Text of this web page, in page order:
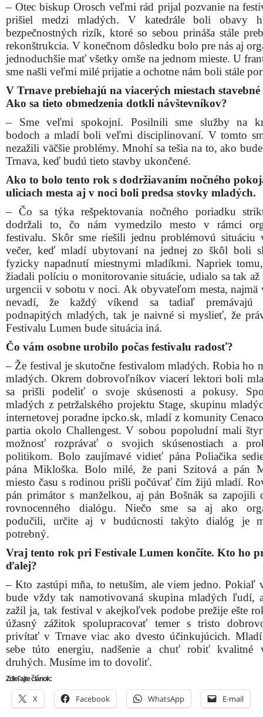
– Otec biskup Orosch veľmi rád prijal pozvanie na
prišiel medzi mladých. V katedrále boli obavy
bezpečnostných rizík, ktoré so sebou prináša stále
rekonštrukcia. V konečnom dôsledku bolo pre nás aj
jednoduchšie mať všetky omše na jednom mieste. U
sme našli veľmi milé prijatie a ochotne nám boli stále
V Trnave prebiehajú na viacerých miestach stavebné
Ako sa tieto obmedzenia dotkli návštevníkov?
– Sme veľmi spokojní. Posilnili sme služby na
bodoch a mladí boli veľmi disciplinovaní. V tomto
nezažili väčšie problémy. Mnohí sa tešia na to, ako
Trnava, keď budú tieto stavby ukončené.
Ako to bolo tento rok s dodržiavaním nočného
uliciach mesta aj v noci boli predsa stovky mladých.
– Čo sa týka rešpektovania nočného poriadku
dodržali to, čo nám vymedzilo mesto v rámci
festivalu. Skôr sme riešili jednu problémovú situáciu
večer, keď mladí ubytovaní na jednej zo škôl boli
fyzicky napadnutí miestnymi mladíkmi. Napriek
žiadali políciu o monitorovanie situácie, udialo sa tak až
urgencii v sobotu v noci. Ak obyvateľom mesta, najmä
nevadí, že každý víkend sa tadiaľ premávajú
podnapitých mladých, tak je naivné si myslieť, že
Festivalu Lumen bude situácia iná.
Čo vám osobne urobilo počas festivalu radosť?
– Že festival je skutočne festivalom mladých. Robia ho
mladých. Okrem dobrovoľníkov viacerí lektori boli
sa prišli podeliť o svoje skúsenosti a pokusy.
mladých z petržalského projektu Stage, skupinu
internetovej poradne ipcko.sk, mladí z komunity
partia okolo Challengest. V sobou popoludní mali
možnosť rozprávať o svojich skúsenostiach a
politikom. Bolo zaujímavé vidieť pána Poliačika
pána Mikloška. Bolo milé, že pani Szitová a pán
miesto času s rodinou prišli počúvať čím žijú mladí.
pán primátor s manželkou, aj pán Bošnák sa zapojili
rovnocenného dialógu. Niečo sme sa aj ako
podučili, určite aj v budúcnosti takýto dialóg je
potrebný.
Vraj tento rok pri Festivale Lumen končíte. Kto ho
ďalej?
– Kto zastúpi mňa, to netuším, ale viem jedno. Pokiaľ
bude vždy tak namotivovaná skupina mladých ľudí,
zažil ja, tak festival v akejkoľvek podobe prežije ešte
úžasný zážitok spolupracovať temer s tristo
privítať v Trnave viac ako dvesto účinkujúcich.
sebe túto energiu, nadšenie a chuť robiť kvalitné
druhých. Musíme im to dovoliť.
Zdieľajte článok:
X Facebook WhatsApp E-mail